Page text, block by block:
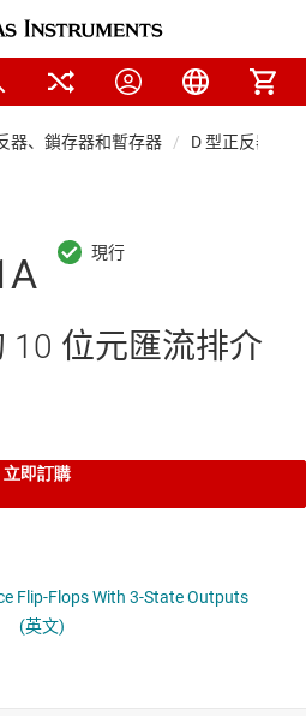
器、鎖存器和暫存器 D 型正反器
10 位元匯流排介
立即訂購
Flip-Flops With 3-State Outputs
(英文)